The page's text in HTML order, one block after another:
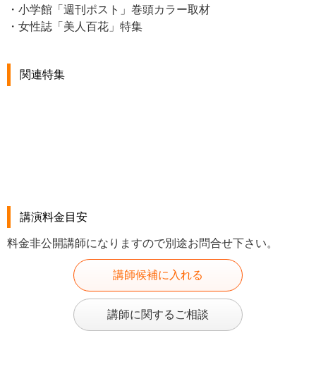
・小学館「週刊ポスト」巻頭カラー取材
・女性誌「美人百花」特集
関連特集
講演料金目安
料金非公開講師になりますので別途お問合せ下さい。
講師候補に入れる
講師に関するご相談